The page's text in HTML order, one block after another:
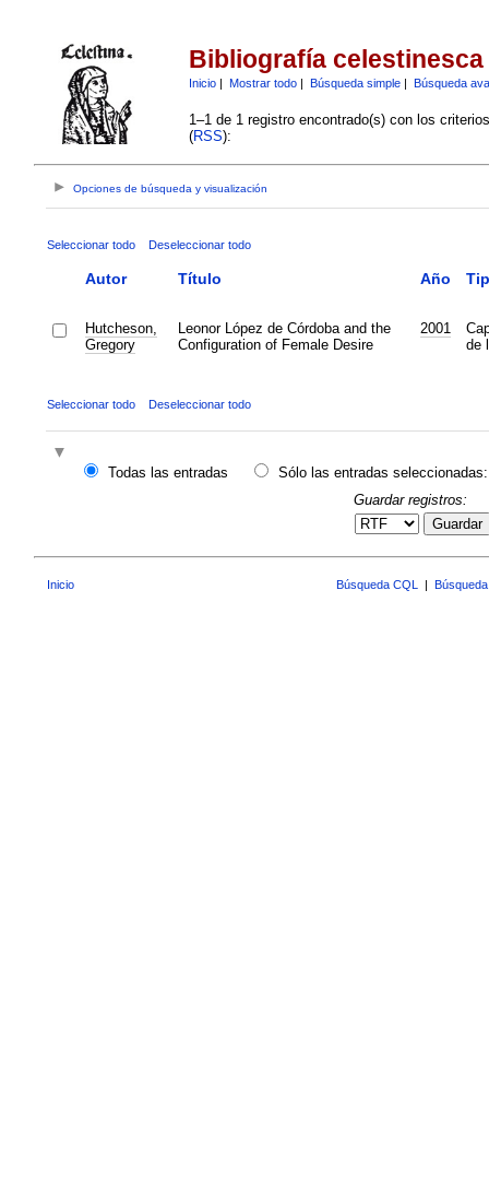
Bibliografía celestinesca
Inicio| Mostrar todo| Búsqueda simple| Búsqueda
1–1 de 1 registro encontrado(s) con los
(RSS):
Opciones de búsqueda y visualización
Seleccionar todo Deseleccionar todo
Autor Título Año
Hutcheson,
Gregory
Leonor López de Córdoba and the
Configuration of Female Desire
2001
de
Seleccionar todo Deseleccionar todo
Todas las entradas
Sólo las entradas seleccionadas:
Guardar registros:
Guardar
Inicio Búsqueda CQL